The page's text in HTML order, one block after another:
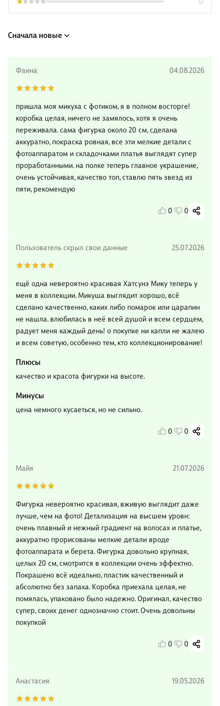
Сначала новые
Фаина 04.08.2026
пришла моя микуха с фотиком, я в полном восторге!
коробка целая, ничего не замялось, хотя я очень
переживала. сама фигурка около 20 см, сделана
аккуратно, покраска ровная, все эти мелкие детали с
фотоаппаратом и складочками платья выглядят супер
проработанными. на полке теперь главное украшение,
очень устойчивая, качество топ, ставлю пять звезд из
пяти, рекомендую
0 0
Пользователь скрыл свои данные 25.07.2026
ещё одна невероятно красивая Хатсунэ Мику теперь у
меня в коллекции. Микуша выглядит хорошо, всё
сделано качественно, каких либо помарок или царапин
не нашла. влюбилась в неё всей душой и всем сердцем,
радует меня каждый день! о покупке ни капли не жалею
и всем советую, особенно тем, кто коллекционирование!
Плюсы
качество и красота фигурки на высоте.
Минусы
цена немного кусаеться, но не сильно.
0 0
Майя 21.07.2026
Фигурка невероятно красивая, вживую выглядит даже
лучше, чем на фото! Детализация на высшем уровн:
очень плавный и нежный градиент на волосах и платье,
аккуратно прорисованы мелкие детали вроде
фотоаппарата и берета. Фигурка довольно крупная,
целых 20 см, смотрится в коллекции очень эффектно.
Покрашено всё идеально, пластик качественный и
абсолютно без запаха. Коробка приехала целая, не
помялась, упаковано было надежно. Оригинал, качество
супер, своих денег однозначно стоит. Очень довольны
покупкой
0 0
Анастасия 19.05.2026